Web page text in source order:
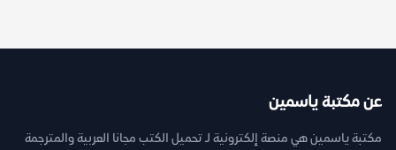
عن مكتبة ياسمين
مكتبة ياسمين هي منصة إلكترونية لـ تحميل الكتب مجانا العربية والمترجمة